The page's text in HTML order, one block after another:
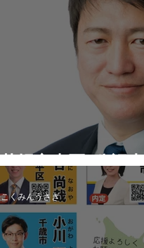
札幌市東区_公認
こくみんうさぎ